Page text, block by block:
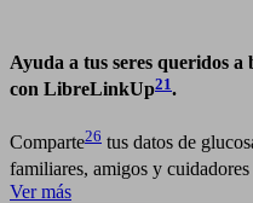
Ayuda a tus seres queridos
con LibreLinkUp21.
Comparte26 tus datos de
familiares, amigos y
Ver más